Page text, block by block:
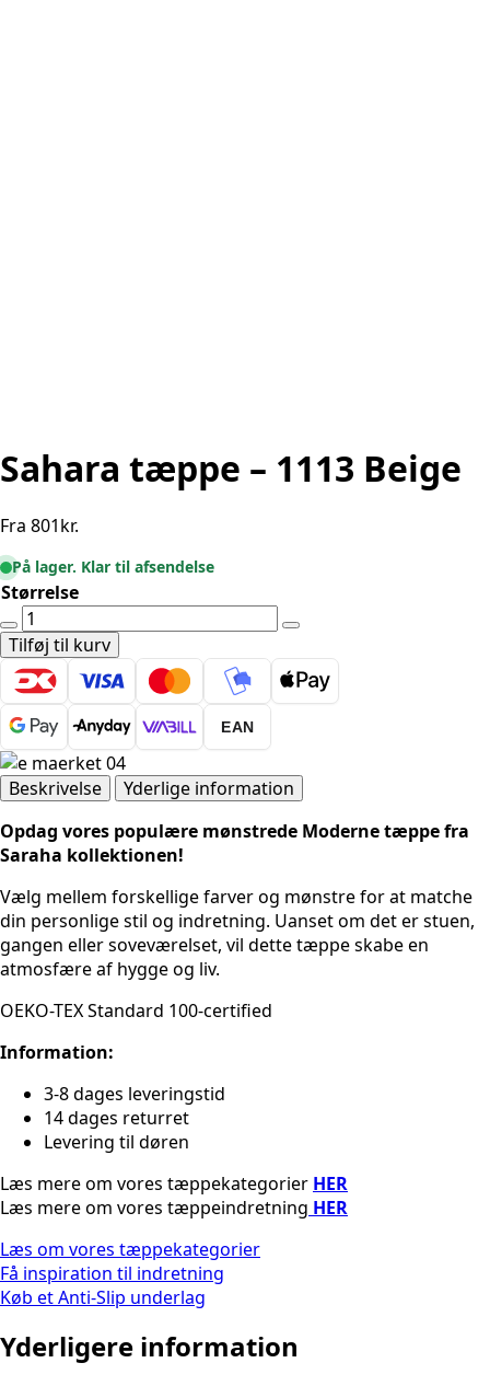
Sahara tæppe – 1113 Beige
Fra 801kr.
På lager. Klar til afsendelse
Størrelse
Sahara
tæppe
-
1113
Beige
antal
Tilføj til kurv
EAN
Beskrivelse
Yderlige information
Opdag vores populære mønstrede Moderne tæppe fra
Saraha kollektionen!
Vælg mellem forskellige farver og mønstre for at matche
din personlige stil og indretning. Uanset om det er stuen,
gangen eller soveværelset, vil dette tæppe skabe en
atmosfære af hygge og liv.
OEKO-TEX Standard 100-certified
Information:
3-8 dages leveringstid
14 dages returret
Levering til døren
Læs mere om vores tæppekategorier HER
Læs mere om vores tæppeindretning HER
Læs om vores tæppekategorier
Få inspiration til indretning
Køb et Anti-Slip underlag
Yderligere information